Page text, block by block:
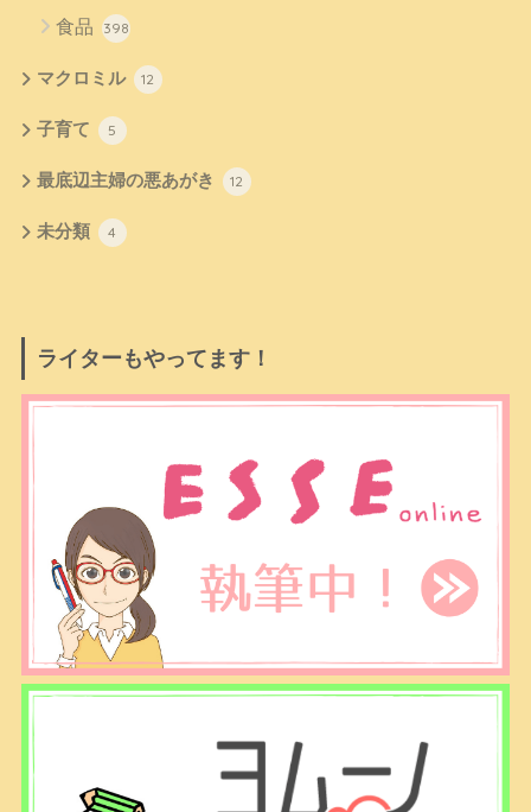
食品 398
マクロミル 12
子育て 5
最底辺主婦の悪あがき 12
未分類 4
ライターもやってます！